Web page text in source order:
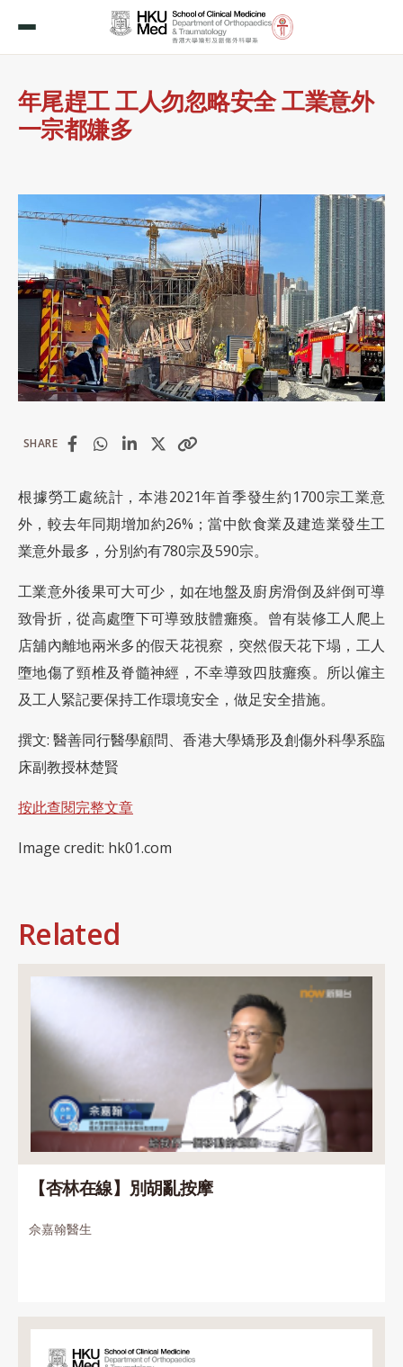
年尾趕工 工人勿忽略安全 工業意外
一宗都嫌多
SHARE
根據勞工處統計，本港2021年首季發生約1700宗工業意
外，較去年同期增加約26%；當中飲食業及建造業發生工
業意外最多，分別約有780宗及590宗。
工業意外後果可大可少，如在地盤及廚房滑倒及絆倒可導
致骨折，從高處墮下可導致肢體癱瘓。曾有裝修工人爬上
店舖內離地兩米多的假天花視察，突然假天花下塌，工人
墮地傷了頸椎及脊髓神經，不幸導致四肢癱瘓。所以僱主
及工人緊記要保持工作環境安全，做足安全措施。
撰文: 醫善同行醫學顧問、香港大學矯形及創傷外科學系臨
床副教授林楚賢
按此查閱完整文章
Image credit: hk01.com
Related
【杏林在線】別胡亂按摩
佘嘉翰醫生